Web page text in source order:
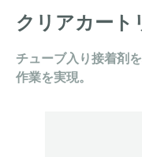
クリアカート
チューブ入り接着剤
作業を実現。